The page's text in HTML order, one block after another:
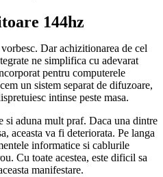
144hz
Dar achizitionarea de cel
ne simplifica cu adevarat
pentru computerele
un sistem separat de difuzoare,
intinse peste masa.
si aduna mult praf. Daca una dintre
aceasta va fi deteriorata. Pe langa
informatice si cablurile
Cu toate acestea, este dificil sa
manifestare.